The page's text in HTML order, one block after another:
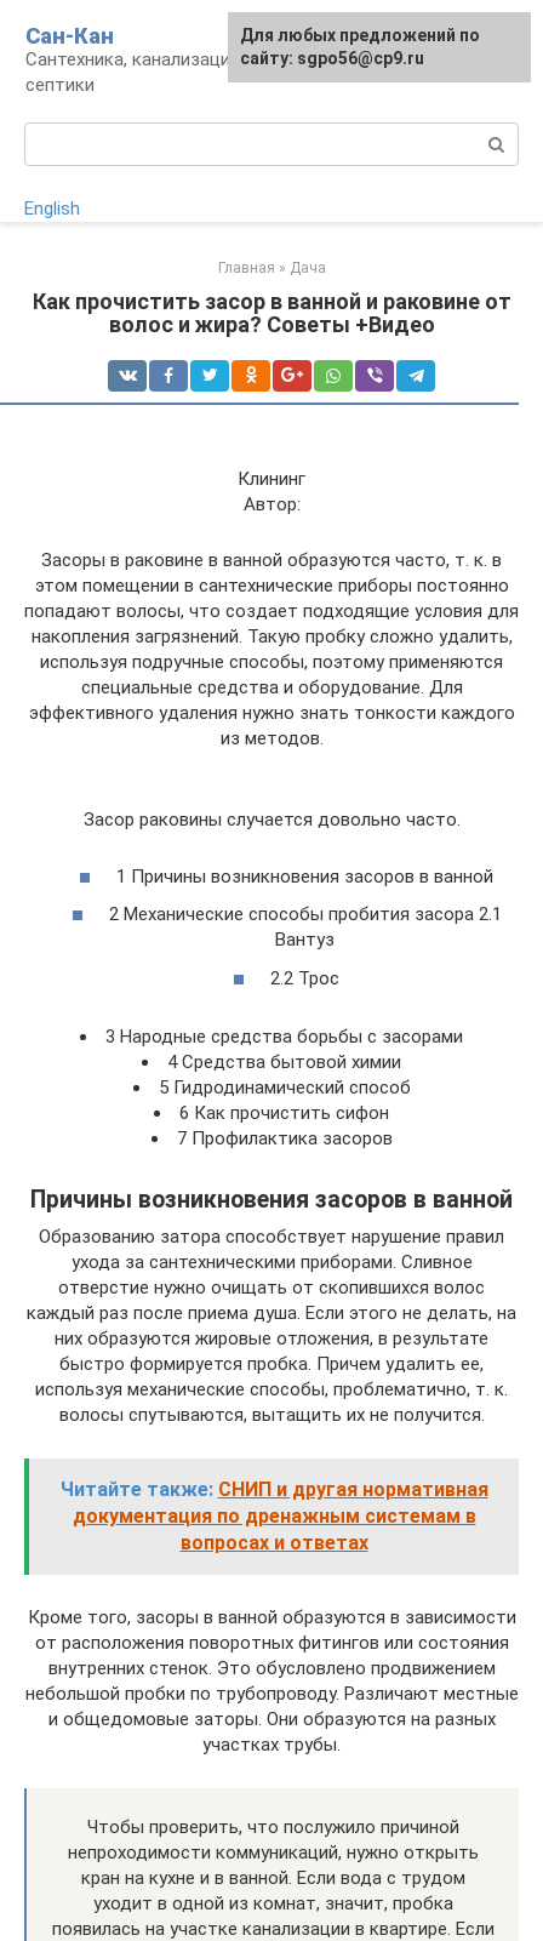
контенту
Сан-Кан
Сантехника, канализация, водопровод,
септики
English
Главная » Дача
Как прочистить засор в ванной и раковине от
волос и жира? Советы +Видео
Клининг
Автор:
Засоры в раковине в ванной образуются часто, т. к. в
этом помещении в сантехнические приборы постоянно
попадают волосы, что создает подходящие условия для
накопления загрязнений. Такую пробку сложно удалить,
используя подручные способы, поэтому применяются
специальные средства и оборудование. Для
эффективного удаления нужно знать тонкости каждого
из методов.
Засор раковины случается довольно часто.
1 Причины возникновения засоров в ванной
2 Механические способы пробития засора 2.1
Вантуз
2.2 Трос
3 Народные средства борьбы с засорами
4 Средства бытовой химии
5 Гидродинамический способ
6 Как прочистить сифон
7 Профилактика засоров
Причины возникновения засоров в ванной
Образованию затора способствует нарушение правил
ухода за сантехническими приборами. Сливное
отверстие нужно очищать от скопившихся волос
каждый раз после приема душа. Если этого не делать, на
них образуются жировые отложения, в результате
быстро формируется пробка. Причем удалить ее,
используя механические способы, проблематично, т. к.
волосы спутываются, вытащить их не получится.
Читайте также: СНИП и другая нормативная
документация по дренажным системам в
вопросах и ответах
Кроме того, засоры в ванной образуются в зависимости
от расположения поворотных фитингов или состояния
внутренних стенок. Это обусловлено продвижением
небольшой пробки по трубопроводу. Различают местные
и общедомовые заторы. Они образуются на разных
участках трубы.
Чтобы проверить, что послужило причиной
непроходимости коммуникаций, нужно открыть
кран на кухне и в ванной. Если вода с трудом
уходит в одной из комнат, значит, пробка
появилась на участке канализации в квартире. Если
Для любых предложений по
сайту: sgpo56@cp9.ru